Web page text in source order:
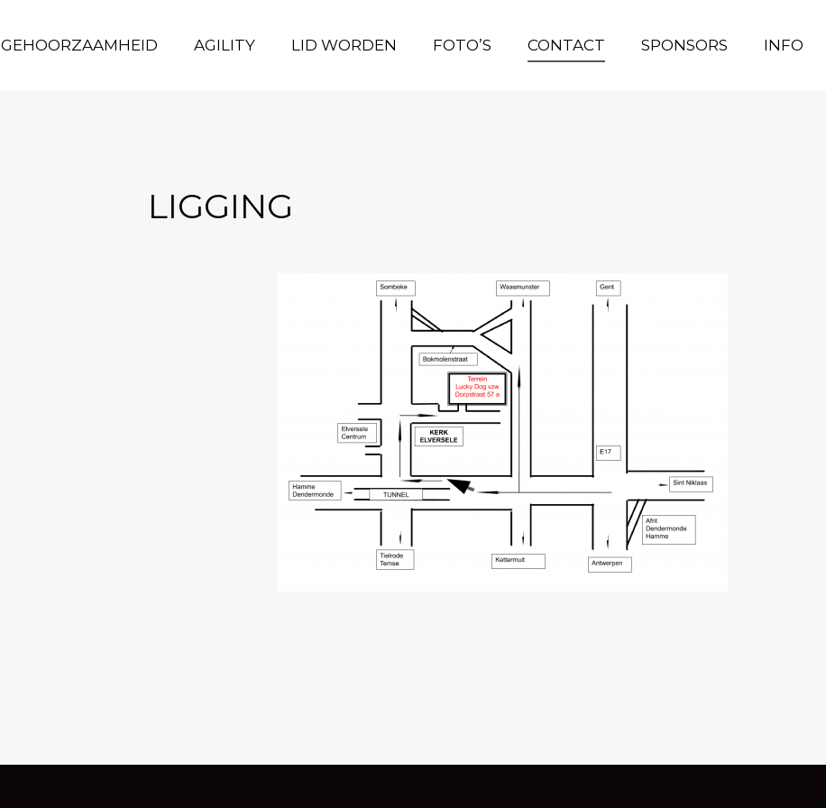
GEHOORZAAMHEID AGILITY LID WORDEN FOTO’S CONTACT SPONSORS INFO
LIGGING
GEHOORZAAMHEID AGILITY LID WORDEN FOTO’S CONTACT SPONSORS INFO